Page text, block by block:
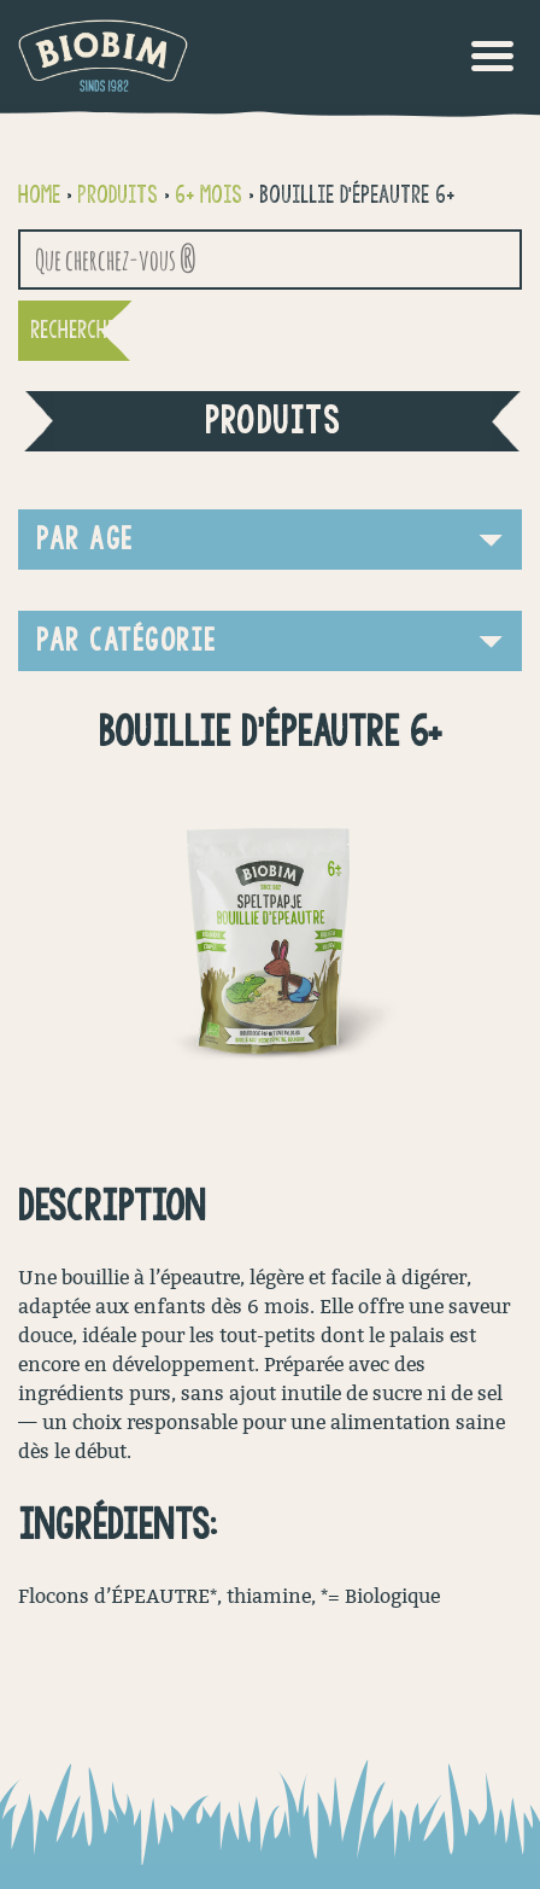
Home > Produits > 6+ mois > Bouillie d’épeautre 6+
Recherche
pour :
PRODUITS
PAR AGE
PAR CATÉGORIE
BOUILLIE D’ÉPEAUTRE 6+
DESCRIPTION
Une bouillie à l’épeautre, légère et facile à digérer,
adaptée aux enfants dès 6 mois. Elle offre une saveur
douce, idéale pour les tout-petits dont le palais est
encore en développement. Préparée avec des
ingrédients purs, sans ajout inutile de sucre ni de sel
— un choix responsable pour une alimentation saine
dès le début.
INGRÉDIENTS:
Flocons d’ÉPEAUTRE*, thiamine, *= Biologique